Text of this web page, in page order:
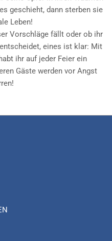
geschieht, dann sterben sie
Leben!
Vorschläge fällt oder ob ihr
eines ist klar: Mit
ihr auf jeder Feier ein
Gäste werden vor Angst